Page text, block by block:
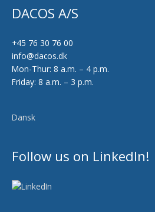
DACOS A/S
+45 76 30 76 00
info@dacos.dk
Mon-Thur: 8 a.m. – 4 p.m.
Friday: 8 a.m. – 3 p.m.
Dansk
Follow us on LinkedIn!